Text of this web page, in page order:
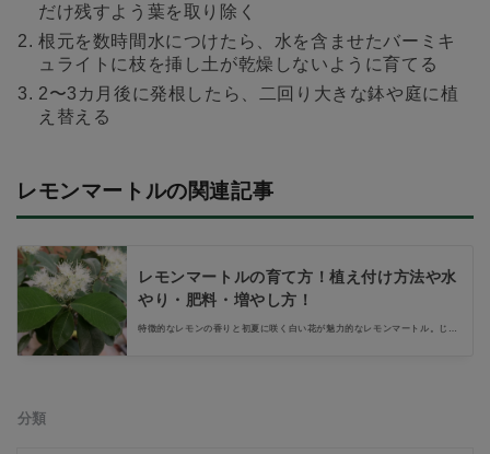
分類
だけ残すよう葉を取り除く
根元を数時間水につけたら、水を含ませたバーミキ
ュライトに枝を挿し土が乾燥しないように育てる
2〜3カ月後に発根したら、二回り大きな鉢や庭に植
え替える
レモンマートルの関連記事
レモンマートルの育て方！植え付け方法や水
やり・肥料・増やし方！
特徴的なレモンの香りと初夏に咲く白い花が魅力的なレモンマートル。じつ